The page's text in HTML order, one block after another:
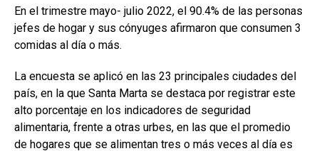
En el trimestre mayo- julio 2022, el 90.4% de las personas
jefes de hogar y sus cónyuges afirmaron que consumen 3
comidas al día o más.
La encuesta se aplicó en las 23 principales ciudades del
país, en la que Santa Marta se destaca por registrar este
alto porcentaje en los indicadores de seguridad
alimentaria, frente a otras urbes, en las que el promedio
de hogares que se alimentan tres o más veces al día es